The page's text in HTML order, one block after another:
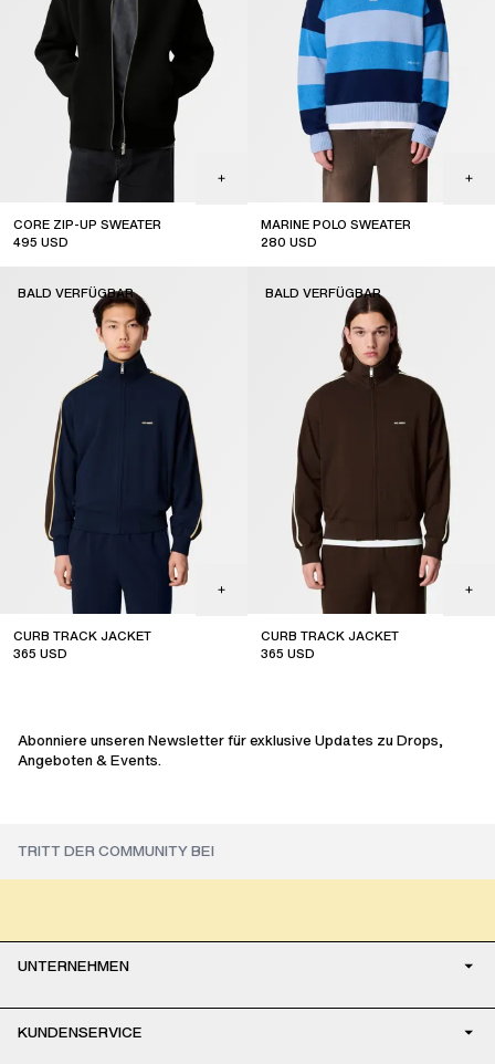
CORE ZIP-UP SWEATER
495 USD
MARINE POLO SWEATER
280 USD
CURB TRACK JACKET
365 USD
BALD VERFÜGBAR
CURB TRACK JACKET
365 USD
BALD VERFÜGBAR
Abonniere unseren Newsletter für exklusive Updates zu Drops,
Angeboten & Events.
UNTERNEHMEN
KUNDENSERVICE